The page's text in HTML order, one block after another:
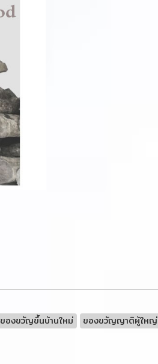
ของขวัญขึ้นบ้านใหม่
ของขวัญญาติผู้ใหญ่